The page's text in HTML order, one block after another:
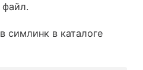
файл.
симлинк в каталоге